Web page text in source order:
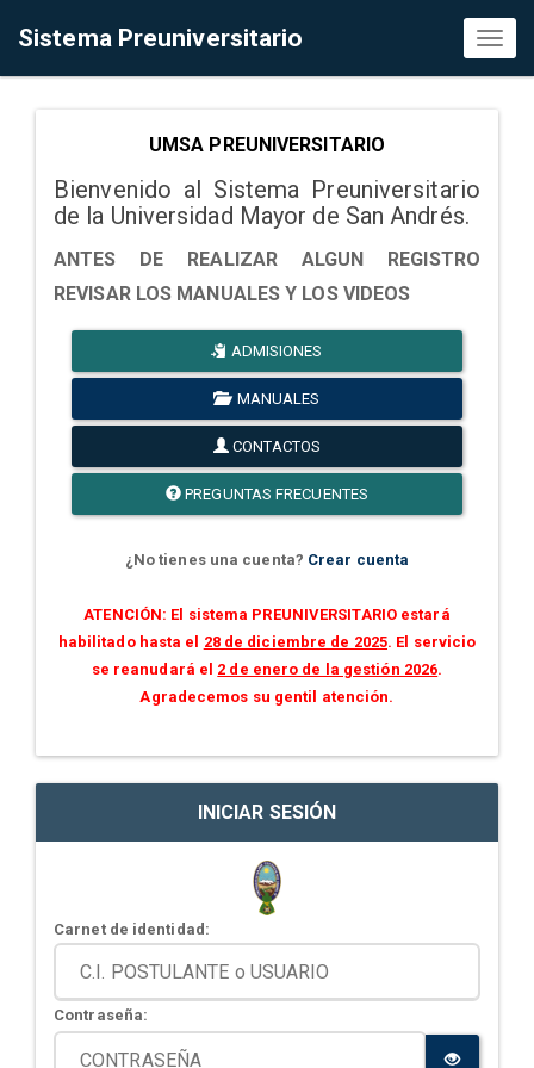
Sistema Preuniversitario
UMSA PREUNIVERSITARIO
Bienvenido al Sistema Preuniversitario
de la Universidad Mayor de San Andrés.
ANTES DE REALIZAR ALGUN REGISTRO
REVISAR LOS MANUALES Y LOS VIDEOS
ADMISIONES
MANUALES
CONTACTOS
PREGUNTAS FRECUENTES
¿No tienes una cuenta? Crear cuenta
ATENCIÓN: El sistema PREUNIVERSITARIO estará
habilitado hasta el 28 de diciembre de 2025. El servicio
se reanudará el 2 de enero de la gestión 2026.
Agradecemos su gentil atención.
INICIAR SESIÓN
Carnet de identidad:
Contraseña: